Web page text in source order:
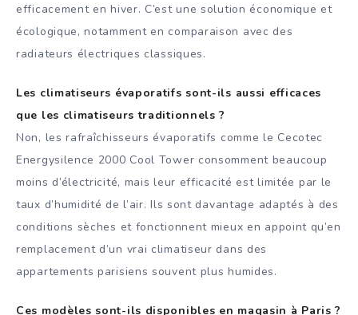
efficacement en hiver. C’est une solution économique et
écologique, notamment en comparaison avec des
radiateurs électriques classiques.
Les climatiseurs évaporatifs sont-ils aussi efficaces
que les climatiseurs traditionnels ?
Non, les rafraîchisseurs évaporatifs comme le Cecotec
Energysilence 2000 Cool Tower consomment beaucoup
moins d’électricité, mais leur efficacité est limitée par le
taux d’humidité de l’air. Ils sont davantage adaptés à des
conditions sèches et fonctionnent mieux en appoint qu’en
remplacement d’un vrai climatiseur dans des
appartements parisiens souvent plus humides.
Ces modèles sont-ils disponibles en magasin à Paris ?